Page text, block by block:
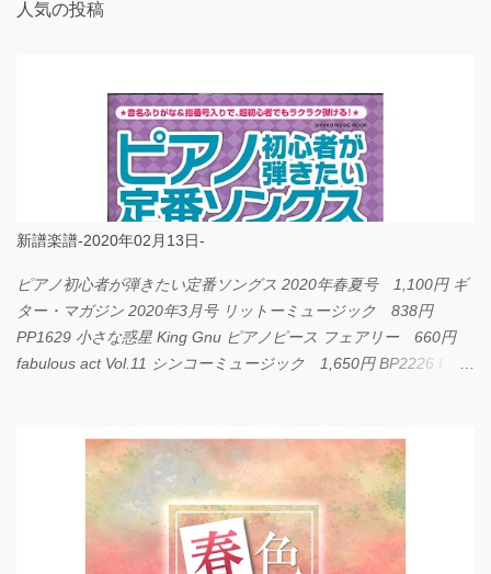
人気の投稿
新譜楽譜-2020年02月13日-
ピアノ初心者が弾きたい定番ソングス 2020年春夏号 1,100円 ギ
ター・マガジン 2020年3月号 リットーミュージック 838円
PP1629 小さな惑星 King Gnu ピアノピース フェアリー 660円
fabulous act Vol.11 シンコーミュージック 1,650円 BP2226 I